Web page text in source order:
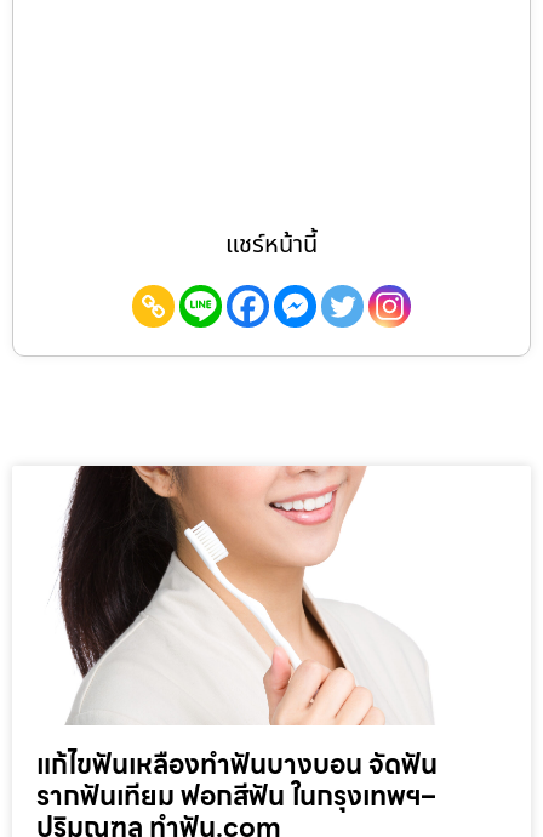
แชร์หน้านี้
แก้ไขฟันเหลืองทำฟันบางบอน จัดฟัน
รากฟันเทียม ฟอกสีฟัน ในกรุงเทพฯ–
ปริมณฑล ทำฟัน.com